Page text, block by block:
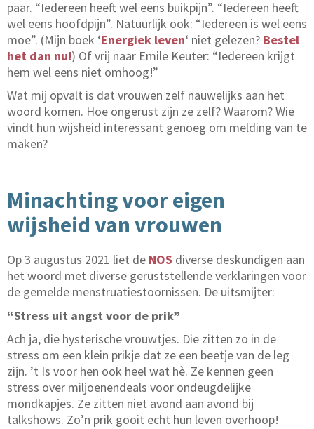
paar. “Iedereen heeft wel eens buikpijn”. “Iedereen heeft
wel eens hoofdpijn”. Natuurlijk ook: “Iedereen is wel eens
moe”. (Mijn boek ‘Energiek leven‘ niet gelezen? Bestel
het dan nu!) Of vrij naar Emile Keuter: “Iedereen krijgt
hem wel eens niet omhoog!”
Wat mij opvalt is dat vrouwen zelf nauwelijks aan het
woord komen. Hoe ongerust zijn ze zelf? Waarom? Wie
vindt hun wijsheid interessant genoeg om melding van te
maken?
Minachting voor eigen
wijsheid van vrouwen
Op 3 augustus 2021 liet de NOS diverse deskundigen aan
het woord met diverse geruststellende verklaringen voor
de gemelde menstruatiestoornissen. De uitsmijter:
“Stress uit angst voor de prik”
Ach ja, die hysterische vrouwtjes. Die zitten zo in de
stress om een klein prikje dat ze een beetje van de leg
zijn. ’t Is voor hen ook heel wat hè. Ze kennen geen
stress over miljoenendeals voor ondeugdelijke
mondkapjes. Ze zitten niet avond aan avond bij
talkshows. Zo’n prik gooit echt hun leven overhoop!